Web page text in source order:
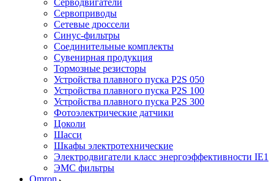
Серводвигатели
Сервоприводы
Сетевые дроссели
Синус-фильтры
Соединительные комплекты
Сувенирная продукция
Тормозные резисторы
Устройства плавного пуска P2S 050
Устройства плавного пуска P2S 100
Устройства плавного пуска P2S 300
Фотоэлектрические датчики
Цоколи
Шасси
Шкафы электротехнические
Электродвигатели класс энергоэффективности IE1
ЭМС фильтры
Omron